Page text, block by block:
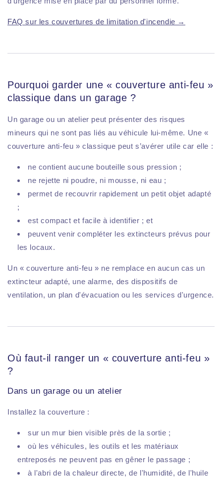
FAQ sur les couvertures de limitation d'incendie →
Pourquoi garder une « couverture anti-feu »
classique dans un garage ?
Un garage ou un atelier peut présenter des risques
mineurs qui ne sont pas liés au véhicule lui-même. Une «
couverture anti-feu » classique peut s’avérer utile car elle :
ne contient aucune bouteille sous pression ;
ne rejette ni poudre, ni mousse, ni eau ;
permet de recouvrir rapidement un petit objet adapté
;
est compact et facile à identifier ; et
peuvent venir compléter les extincteurs prévus pour
les locaux.
Un « couverture anti-feu » ne remplace en aucun cas un
extincteur adapté, une alarme, des dispositifs de
ventilation, un plan d'évacuation ou les services d'urgence.
Où faut-il ranger un « couverture anti-feu »
?
Dans un garage ou un atelier
Installez la couverture :
sur un mur bien visible près de la sortie ;
où les véhicules, les outils et les matériaux
entreposés ne peuvent pas en gêner le passage ;
à l'abri de la chaleur directe, de l'humidité, de l'huile